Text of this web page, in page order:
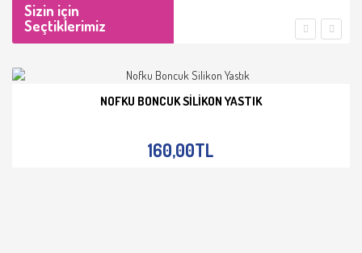
Sizin için
Seçtiklerimiz
NOFKU BONCUK SILIKON YASTIK
160,00TL